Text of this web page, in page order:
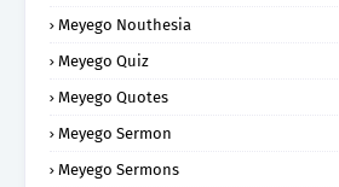
Meyego Nouthesia
Meyego Quiz
Meyego Quotes
Meyego Sermon
Meyego Sermons